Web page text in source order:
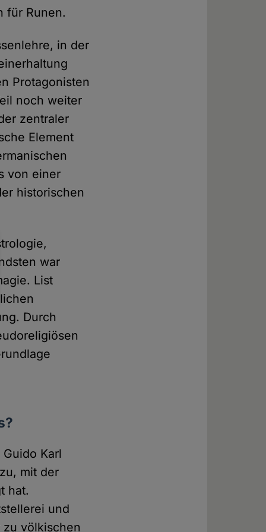
für Runen.
in der
Protagonisten
noch weiter
zentraler
Element
von einer
historischen
war
List
Durch
Karl
mit der
hat.
und
völkischen